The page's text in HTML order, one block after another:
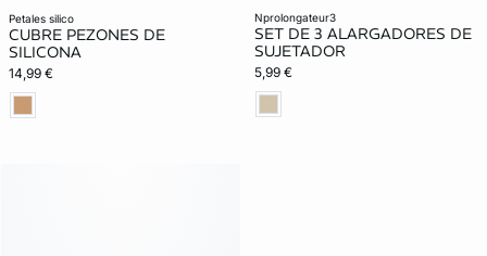
petales silico
CUBRE PEZONES DE
SILICONA
14,99 €
nprolongateur3
SET DE 3 ALARGADORES DE
SUJETADOR
5,99 €